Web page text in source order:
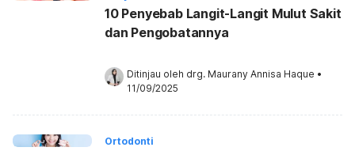
10 Penyebab Langit-Langit Mulut Sakit
dan Pengobatannya
Ditinjau oleh drg. Maurany Annisa Haque •
11/09/2025
Ortodonti